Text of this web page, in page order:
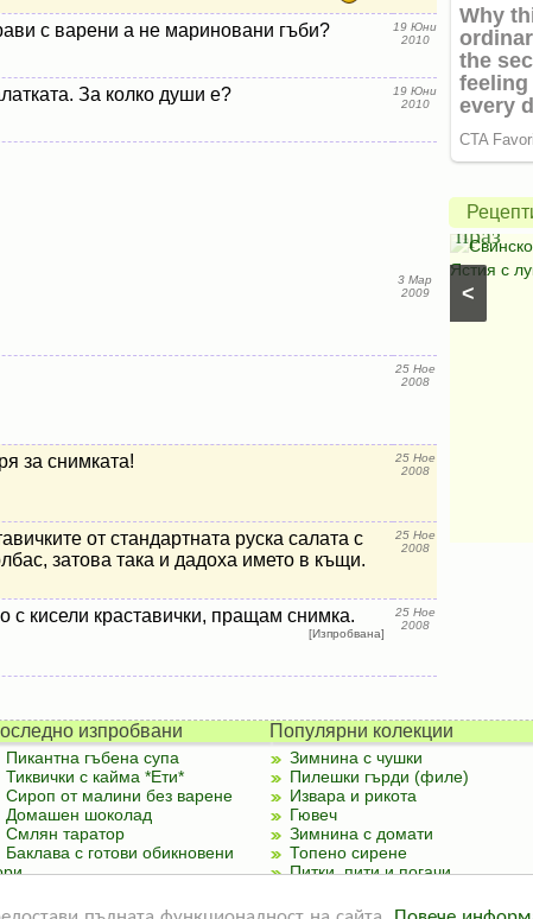
пълната функционалност на сайта. Повече
с варени а не мариновани гъби?
19 Юни
2010
За колко души е?
19 Юни
2010
3 Мар
2009
25 Ное
2008
за снимката!
25 Ное
2008
от стандартната руска салата с
затова така и дадоха името в къщи.
25 Ное
2008
с кисели краставички, пращам снимка.
[Изпробвана]
25 Ное
2008
<
Зелена
салата
с
Салати с марули (зелени
с
праз
Ястия с
изпробвани
Пикантна гъбена супа
Тиквички с кайма *Ети*
Сироп от малини без варене
Домашен шоколад
Смлян таратор
Баклава с готови обикновени
Популярни колекции
Зимнина с чушки
Пилешки гърди (филе)
Извара и рикота
Гювеч
Зимнина с домати
Топено сирене
Питки, пити и погачи